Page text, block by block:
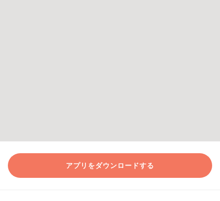
アプリをダウンロードする